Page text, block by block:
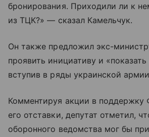
бронирования. Приходили ли к
из ТЦК?» — сказал Камельчук.
Он также предложил экс-
проявить инициативу и
вступив в ряды украинской
Комментируя акции в поддержку
его отставки, депутат отметил,
оборонного ведомства мог бы